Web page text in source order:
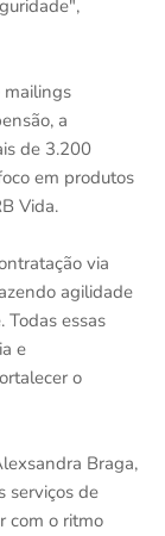
mailings
a
de 3.200
em produtos
Vida.
via
agilidade
Todas essas
e
o
Braga,
serviços de
com o ritmo